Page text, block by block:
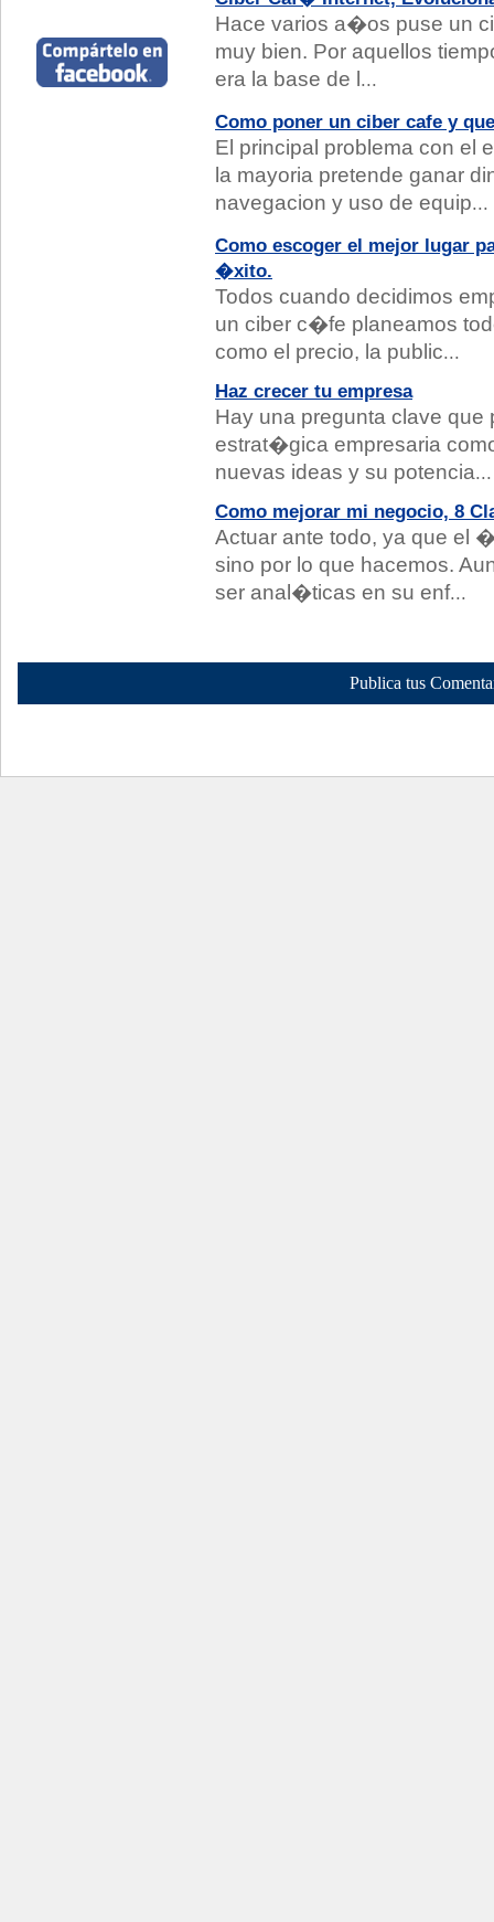
Hace varios a�os puse un
muy bien. Por aquellos
era la base de l...
Como poner un ciber cafe y
El principal problema con el
la mayoria pretende ganar
navegacion y uso de equip...
Como escoger el mejor lugar
�xito.
Todos cuando decidimos
un ciber c�fe planeamos
como el precio, la public...
Haz crecer tu empresa
Hay una pregunta clave
estrat�gica empresaria
nuevas ideas y su potencia...
Como mejorar mi negocio, 8
Actuar ante todo, ya que el
sino por lo que hacemos.
ser anal�ticas en su enf...
Publica tus